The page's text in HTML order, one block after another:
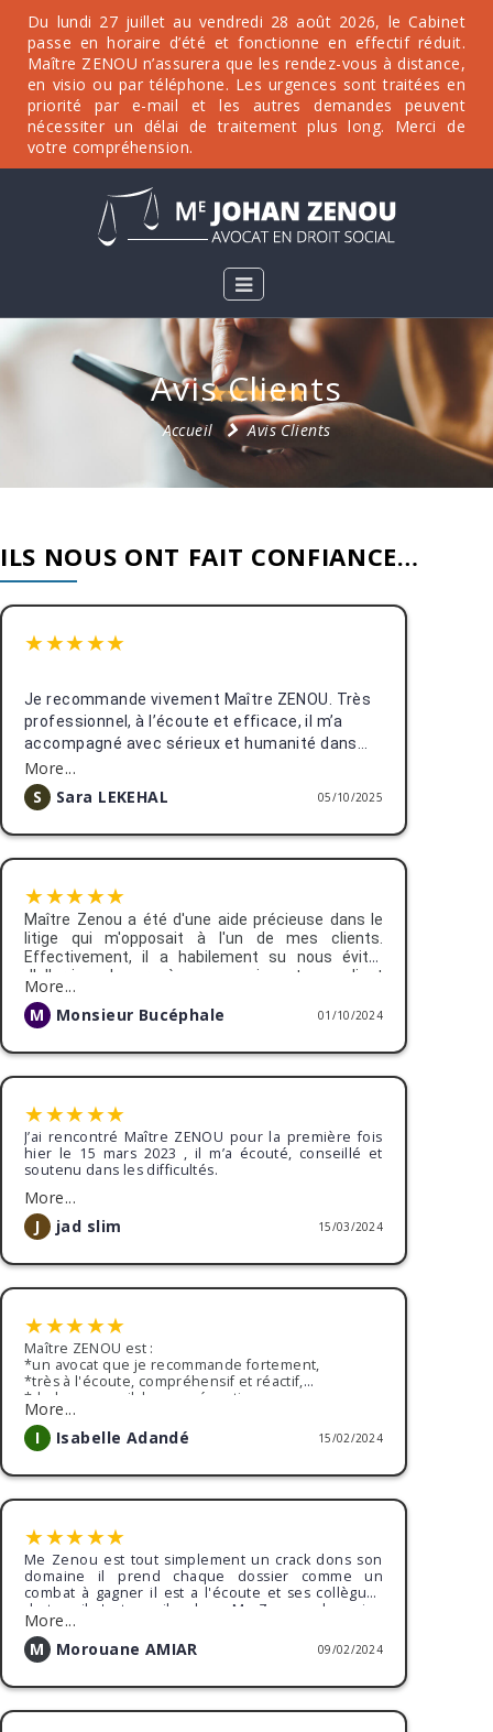
Du lundi 27 juillet au vendredi 28 août 2026, le Cabinet
passe en horaire d’été et fonctionne en effectif réduit.
Maître ZENOU n’assurera que les rendez-vous à distance,
en visio ou par téléphone. Les urgences sont traitées en
priorité par e-mail et les autres demandes peuvent
nécessiter un délai de traitement plus long. Merci de
votre compréhension.
Avis Clients
Accueil Avis Clients
ILS NOUS ONT FAIT CONFIANCE…
★★★★★
Je recommande vivement Maître ZENOU. Très
professionnel, à l’écoute et efficace, il m’a
accompagné avec sérieux et humanité dans
mes démarches. Merci encore pour votre aide
précieuse et votre disponibilité !
More...
S
Sara LEKEHAL 05/10/2025
★★★★★
Maître Zenou a été d'une aide précieuse dans le
litige qui m'opposait à l'un de mes clients.
Effectivement, il a habilement su nous éviter
d'aller jusqu'au procès en convaincant mon client
d'accepter un accord financier qui a su me
satisfaire. Pourtant, le client était de mauvaise foi
depuis le début de l'affaire, mais Maître Zenou a
su trouver les mots pour l'acculer et le mettre
More...
M
Monsieur Bucéphale 01/10/2024
★★★★★
J’ai rencontré Maître ZENOU pour la première fois
hier le 15 mars 2023 , il m’a écouté, conseillé et
soutenu dans les difficultés.
More...
J
jad slim 15/03/2024
★★★★★
Maître ZENOU est :
*un avocat que je recommande fortement,
*très à l'écoute, compréhensif et réactif,
*de bon conseil, bonne réception,
*traitement de mon dossier avec beaucoup
d'efficacité,
finale prise : ancien employeur condamné.
Encore merci Maître ZENOU pour tout !
More...
I
Isabelle Adandé 15/02/2024
★★★★★
Me Zenou est tout simplement un crack dons son
domaine il prend chaque dossier comme un
combat à gagner il est a l'écoute et ses collègues
de travail c'est pareil sa boss Me Zenou a les reins
sont solide pour les affaire complexes on a gagné
malgré la difficulté du dossier et ma position était
plus que compliqué à démontrer il a su démontré
oratoire était de rigueur
More...
M
Morouane AMIAR 09/02/2024